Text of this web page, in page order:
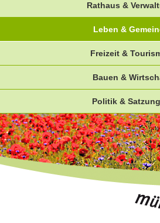
Rathaus &
Leben &
Freizeit &
Bauen &
Politik &